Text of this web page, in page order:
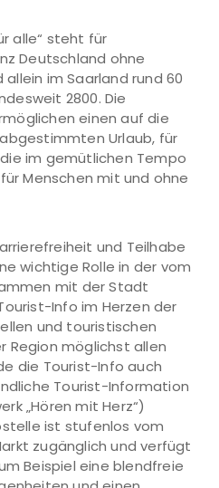
alle“ steht für
Deutschland ohne
allein im Saarland rund 60
2800. Die
einen auf die
Urlaub, für
im gemütlichen Tempo
Menschen mit und ohne
und Teilhabe
wichtige Rolle in der vom
mit der Stadt
Info im Herzen der
und touristischen
Region möglichst allen
die Tourist-Info auch
Tourist-Information
„Hören mit Herz“)
ist stufenlos vom
zugänglich und verfügt
Beispiel eine blendfreie